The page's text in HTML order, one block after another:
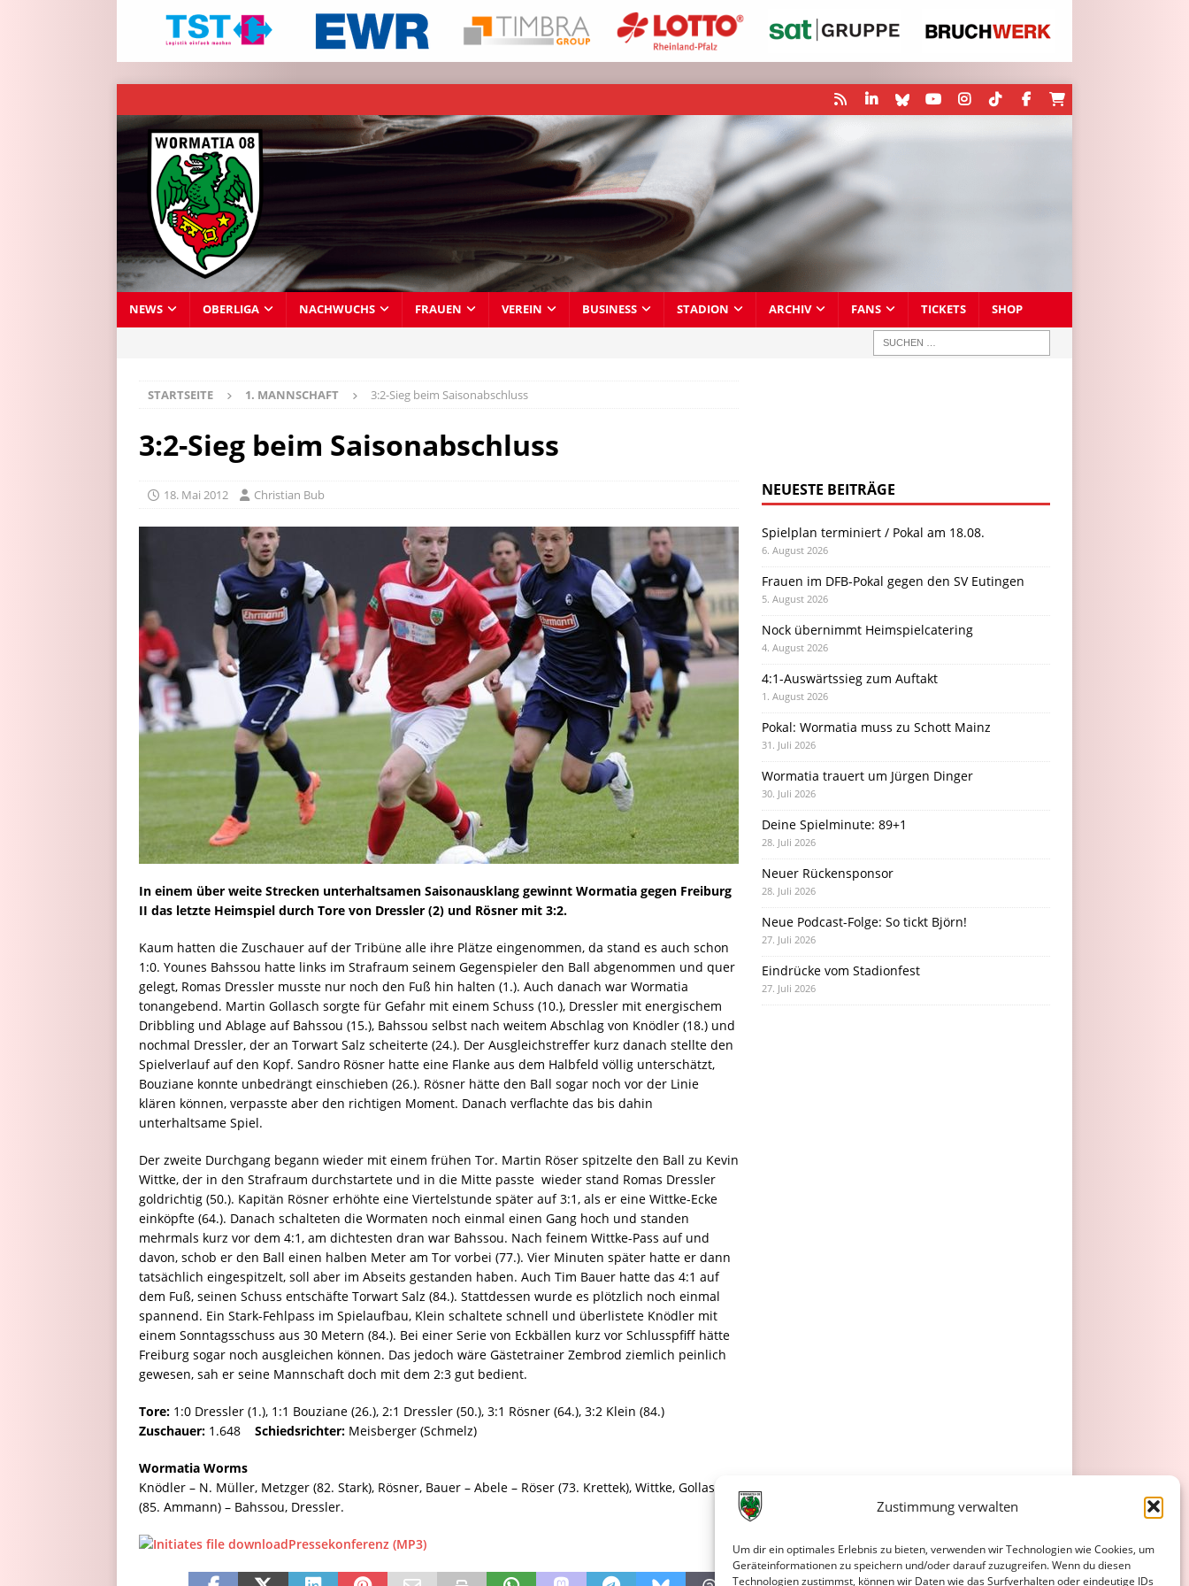
Zustimmung verwalten
Um dir ein optimales Erlebnis zu bieten, verwenden wir Technologien wie Cookies, um
Geräteinformationen zu speichern und/oder darauf zuzugreifen. Wenn du diesen
Technologien zustimmst, können wir Daten wie das Surfverhalten oder eindeutige IDs
NEWS OBERLIGA NACHWUCHS FRAUEN VEREIN BUSINESS STADION ARCHIV FANS TICKETS SHOP
STARTSEITE 1. MANNSCHAFT 3:2-Sieg beim Saisonabschluss
3:2-Sieg beim Saisonabschluss
18. Mai 2012 Christian Bub
In einem über weite Strecken unterhaltsamen Saisonausklang gewinnt Wormatia gegen Freiburg
II das letzte Heimspiel durch Tore von Dressler (2) und Rösner mit 3:2.
Kaum hatten die Zuschauer auf der Tribüne alle ihre Plätze eingenommen, da stand es auch schon
1:0. Younes Bahssou hatte links im Strafraum seinem Gegenspieler den Ball abgenommen und quer
gelegt, Romas Dressler musste nur noch den Fuß hin halten (1.). Auch danach war Wormatia
tonangebend. Martin Gollasch sorgte für Gefahr mit einem Schuss (10.), Dressler mit energischem
Dribbling und Ablage auf Bahssou (15.), Bahssou selbst nach weitem Abschlag von Knödler (18.) und
nochmal Dressler, der an Torwart Salz scheiterte (24.). Der Ausgleichstreffer kurz danach stellte den
Spielverlauf auf den Kopf. Sandro Rösner hatte eine Flanke aus dem Halbfeld völlig unterschätzt,
Bouziane konnte unbedrängt einschieben (26.). Rösner hätte den Ball sogar noch vor der Linie
klären können, verpasste aber den richtigen Moment. Danach verflachte das bis dahin
unterhaltsame Spiel.
Der zweite Durchgang begann wieder mit einem frühen Tor. Martin Röser spitzelte den Ball zu Kevin
Wittke, der in den Strafraum durchstartete und in die Mitte passte  wieder stand Romas Dressler
goldrichtig (50.). Kapitän Rösner erhöhte eine Viertelstunde später auf 3:1, als er eine Wittke-Ecke
einköpfte (64.). Danach schalteten die Wormaten noch einmal einen Gang hoch und standen
mehrmals kurz vor dem 4:1, am dichtesten dran war Bahssou. Nach feinem Wittke-Pass auf und
davon, schob er den Ball einen halben Meter am Tor vorbei (77.). Vier Minuten später hatte er dann
tatsächlich eingespitzelt, soll aber im Abseits gestanden haben. Auch Tim Bauer hatte das 4:1 auf
dem Fuß, seinen Schuss entschäfte Torwart Salz (84.). Stattdessen wurde es plötzlich noch einmal
spannend. Ein Stark-Fehlpass im Spielaufbau, Klein schaltete schnell und überlistete Knödler mit
einem Sonntagsschuss aus 30 Metern (84.). Bei einer Serie von Eckbällen kurz vor Schlusspfiff hätte
Freiburg sogar noch ausgleichen können. Das jedoch wäre Gästetrainer Zembrod ziemlich peinlich
gewesen, sah er seine Mannschaft doch mit dem 2:3 gut bedient.
Tore: 1:0 Dressler (1.), 1:1 Bouziane (26.), 2:1 Dressler (50.), 3:1 Rösner (64.), 3:2 Klein (84.)
Zuschauer: 1.648 Schiedsrichter: Meisberger (Schmelz)
Wormatia Worms
Knödler – N. Müller, Metzger (82. Stark), Rösner, Bauer – Abele – Röser (73. Krettek), Wittke, Gollasch
(85. Ammann) – Bahssou, Dressler.
Pressekonferenz (MP3)
NEUESTE BEITRÄGE
Spielplan terminiert / Pokal am 18.08.
6. August 2026
Frauen im DFB-Pokal gegen den SV Eutingen
5. August 2026
Nock übernimmt Heimspielcatering
4. August 2026
4:1-Auswärtssieg zum Auftakt
1. August 2026
Pokal: Wormatia muss zu Schott Mainz
31. Juli 2026
Wormatia trauert um Jürgen Dinger
30. Juli 2026
Deine Spielminute: 89+1
28. Juli 2026
Neuer Rückensponsor
28. Juli 2026
Neue Podcast-Folge: So tickt Björn!
27. Juli 2026
Eindrücke vom Stadionfest
27. Juli 2026